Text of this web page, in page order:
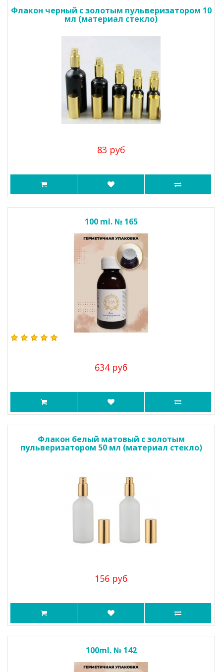
Флакон черный с золотым пульверизатором 10
мл (материал стекло)
83 руб
100 ml. № 165
634 руб
Флакон белый матовый с золотым
пульверизатором 50 мл (материал стекло)
156 руб
100ml. № 142